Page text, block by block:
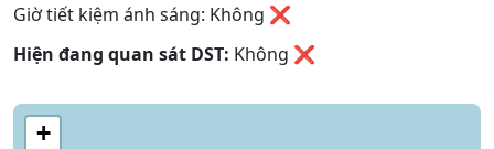
Giờ tiết kiệm ánh sáng: Không ❌
Hiện đang quan sát DST: Không ❌
+